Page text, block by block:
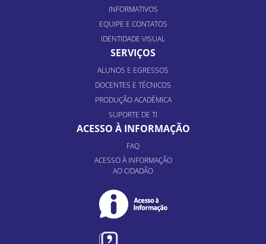
INFORMATIVOS
EQUIPE E CONTATOS
IDENTIDADE VISUAL
SERVIÇOS
ALUNOS E EGRESSOS
DOCENTES E TÉCNICOS
PRODUÇÃO ACADÊMICA
SUPORTE DE TI
ACESSO À INFORMAÇÃO
FAQ
ACESSO À INFORMAÇÃO
AO CIDADÃO